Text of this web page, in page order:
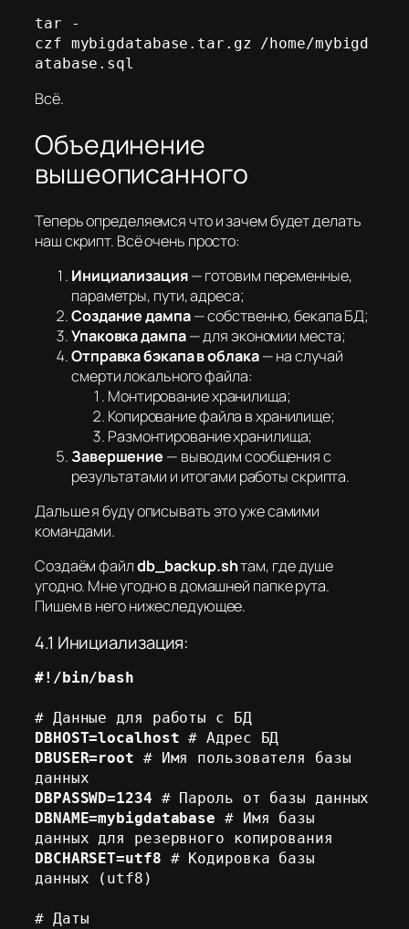
tar -
czf mybigdatabase.tar.gz /home/mybigd
atabase.sql
Всё.
Объединение
вышеописанного
Теперь определяемся что и зачем будет делать
наш скрипт. Всё очень просто:
Инициализация— готовим переменные,
параметры, пути, адреса;
Создание дампа— собственно, бекапа БД;
Упаковка дампа— для экономии места;
Отправка бэкапа в облака— на случай
смерти локального файла:
Монтирование хранилища;
Копирование файла в хранилище;
Размонтирование хранилища;
Завершение — выводим сообщения с
результатами и итогами работы скрипта.
Дальше я буду описывать это уже самими
командами.
Создаём файлdb_backup.shтам, где душе
угодно. Мне угодно в домашней папке рута.
Пишем в него нижеследующее.
4.1 Инициализация:
#!/bin/bash
# Данные для работы с БД
DBHOST=localhost
DBUSER=root # Имя пользователя базы
DBPASSWD=1234
DBNAME=mybigdatabase # Имя базы
DBCHARSET=utf8 # Кодировка базы
данных (utf8)